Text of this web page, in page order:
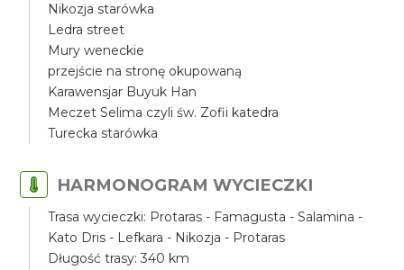
Nikozja starówka
Ledra street
Mury weneckie
przejście na stronę okupowaną
Karawensjar Buyuk Han
Meczet Selima czyli św. Zofii katedra
Turecka starówka
HARMONOGRAM WYCIECZKI
Trasa wycieczki: Protaras - Famagusta - Salamina -
Kato Dris - Lefkara - Nikozja - Protaras
Długość trasy: 340 km